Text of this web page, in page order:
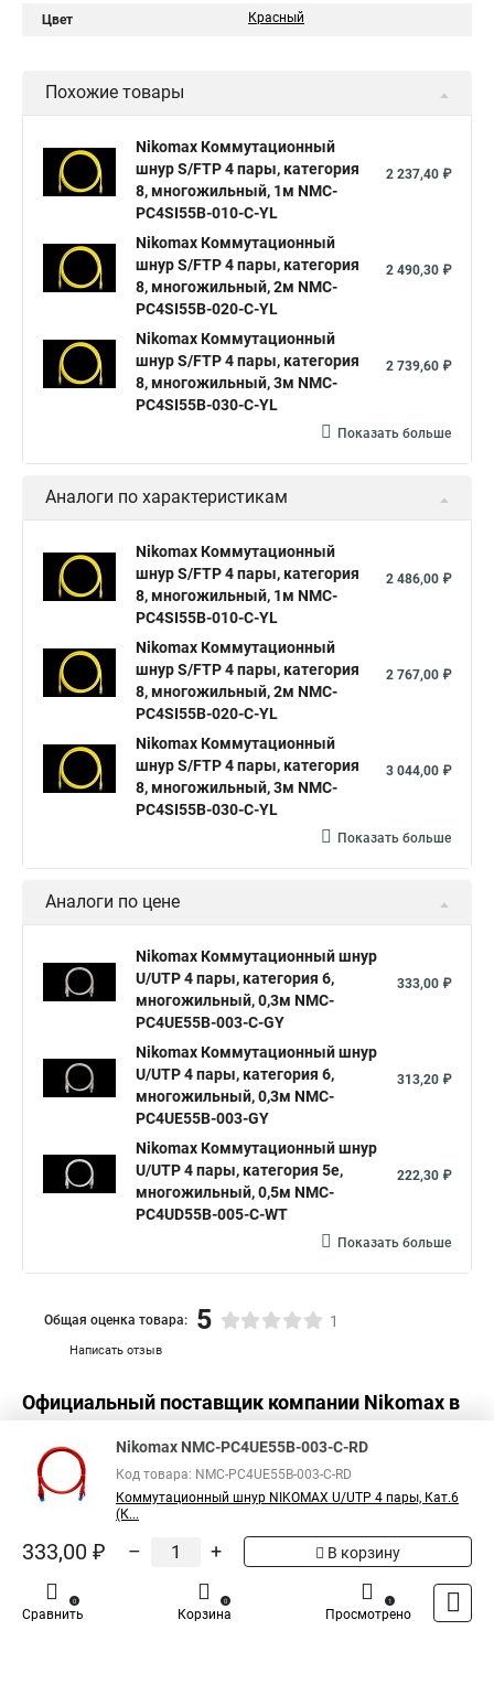
Цвет Красный
Похожие товары
Nikomax Коммутационный
шнур S/FTP 4 пары, категория
8, многожильный, 1м NMC-
PC4SI55B-010-C-YL
2 237,40 ₽
Nikomax Коммутационный
шнур S/FTP 4 пары, категория
8, многожильный, 2м NMC-
PC4SI55B-020-C-YL
2 490,30 ₽
Nikomax Коммутационный
шнур S/FTP 4 пары, категория
8, многожильный, 3м NMC-
PC4SI55B-030-C-YL
2 739,60 ₽
Показать больше
Аналоги по характеристикам
Nikomax Коммутационный
шнур S/FTP 4 пары, категория
8, многожильный, 1м NMC-
PC4SI55B-010-C-YL
2 486,00 ₽
Nikomax Коммутационный
шнур S/FTP 4 пары, категория
8, многожильный, 2м NMC-
PC4SI55B-020-C-YL
2 767,00 ₽
Nikomax Коммутационный
шнур S/FTP 4 пары, категория
8, многожильный, 3м NMC-
PC4SI55B-030-C-YL
3 044,00 ₽
Показать больше
Аналоги по цене
Nikomax Коммутационный шнур
U/UTP 4 пары, категория 6,
многожильный, 0,3м NMC-
PC4UE55B-003-C-GY
333,00 ₽
Nikomax Коммутационный шнур
U/UTP 4 пары, категория 6,
многожильный, 0,3м NMC-
PC4UE55B-003-GY
313,20 ₽
Nikomax Коммутационный шнур
U/UTP 4 пары, категория 5е,
многожильный, 0,5м NMC-
PC4UD55B-005-C-WT
222,30 ₽
Показать больше
Написать отзыв
Общая оценка товара: 5 1
Официальный поставщик компании Nikomax в
Nikomax NMC-PC4UE55B-003-C-RD
Код товара: NMC-PC4UE55B-003-C-RD
Коммутационный шнур NIKOMAX U/UTP 4 пары, Кат.6
(К...
333,00 ₽ – + В корзину
Сравнить
0
Корзина
0
Просмотрено
1